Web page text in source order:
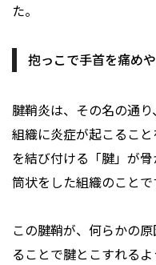
た。
抱っこで手首を痛め
腱鞘炎は、その名の通
組織に炎症が起こるこ
を結び付ける「腱」が
筒状をした組織のことで
この腱鞘が、何らかの
ることで腱とこすれる